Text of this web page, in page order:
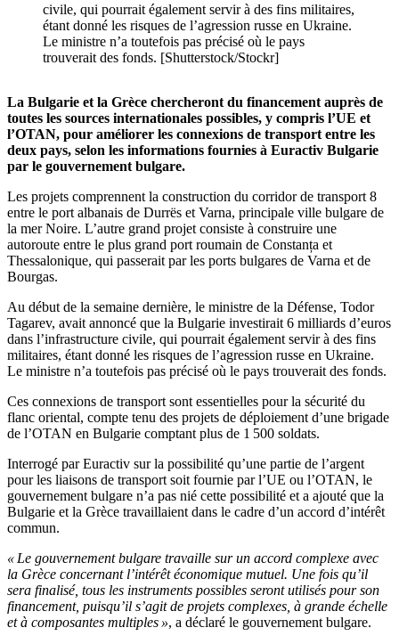
civile, qui pourrait également servir à des fins militaires,
étant donné les risques de l’agression russe en Ukraine.
Le ministre n’a toutefois pas précisé où le pays
trouverait des fonds. [Shutterstock/Stockr]
La Bulgarie et la Grèce chercheront du financement auprès de
toutes les sources internationales possibles, y compris l’UE et
l’OTAN, pour améliorer les connexions de transport entre les
deux pays, selon les informations fournies à Euractiv Bulgarie
par le gouvernement bulgare.
Les projets comprennent la construction du corridor de transport 8
entre le port albanais de Durrës et Varna, principale ville bulgare de
la mer Noire. L’autre grand projet consiste à construire une
autoroute entre le plus grand port roumain de Constanța et
Thessalonique, qui passerait par les ports bulgares de Varna et de
Bourgas.
Au début de la semaine dernière, le ministre de la Défense, Todor
Tagarev, avait annoncé que la Bulgarie investirait 6 milliards d’euros
dans l’infrastructure civile, qui pourrait également servir à des fins
militaires, étant donné les risques de l’agression russe en Ukraine.
Le ministre n’a toutefois pas précisé où le pays trouverait des fonds.
Ces connexions de transport sont essentielles pour la sécurité du
flanc oriental, compte tenu des projets de déploiement d’une brigade
de l’OTAN en Bulgarie comptant plus de 1 500 soldats.
Interrogé par Euractiv sur la possibilité qu’une partie de l’argent
pour les liaisons de transport soit fournie par l’UE ou l’OTAN, le
gouvernement bulgare n’a pas nié cette possibilité et a ajouté que la
Bulgarie et la Grèce travaillaient dans le cadre d’un accord d’intérêt
commun.
« Le gouvernement bulgare travaille sur un accord complexe avec
la Grèce concernant l’intérêt économique mutuel. Une fois qu’il
sera finalisé, tous les instruments possibles seront utilisés pour son
financement, puisqu’il s’agit de projets complexes, à grande échelle
et à composantes multiples », a déclaré le gouvernement bulgare.